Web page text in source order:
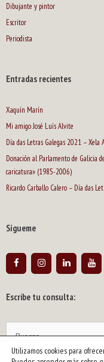
Dibujante y pintor
Escritor
Periodista
Entradas recientes
Xaquín Marín
Mi amigo José Luís Alvite
Día das Letras Galegas 2021 – Xela
Donación al Parlamento de Galicia
caricatura» (1985-2006)
Ricardo Carballo Calero – Día das
Sígueme
Escribe tu consulta:
Utilizamos cookies para